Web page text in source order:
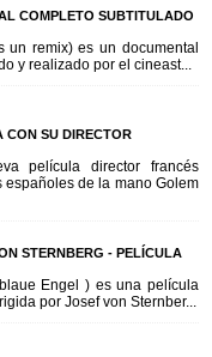
COMPLETO SUBTITULADO
un remix) es un documental
y realizado por el cineast...
CON SU DIRECTOR
película director francés
españoles de la mano Golem
STERNBERG - PELÍCULA
Engel ) es una película
por Josef von Sternber...